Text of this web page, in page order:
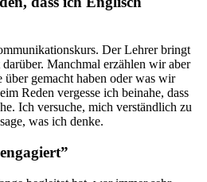
Der Lehrer bringt
Manchmal erzählen wir aber
gemacht haben oder was wir
Reden vergesse ich beinahe, dass
Ich versuche, mich verständlich zu
was ich denke.